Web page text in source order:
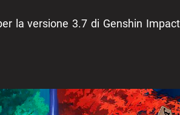
la versione 3.7 di Genshin